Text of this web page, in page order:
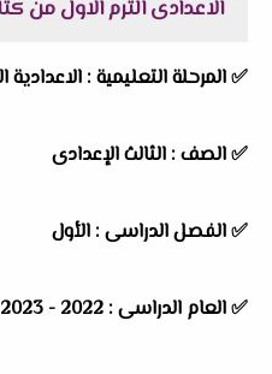
الاعدادى الترم الاول من
✅المرحلة التعليمية : الاعدادية
✅الصف : الثالث الإعدادى
✅الفصل الدراسى : الأول
✅العام الدراسى :